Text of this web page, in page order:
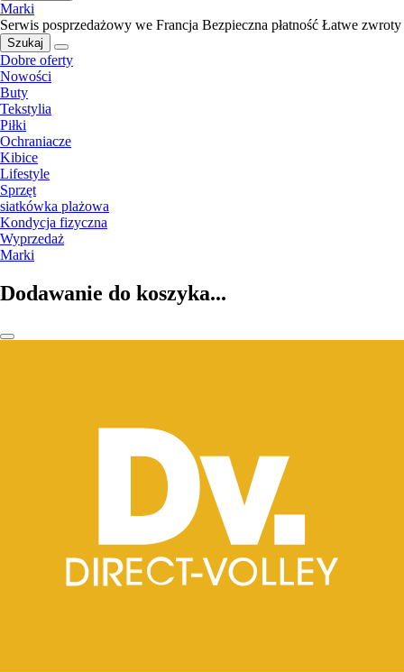
Marki
Serwis posprzedażowy we Francja Bezpieczna płatność Łatwe zwroty
Szukaj
Dobre oferty
Nowości
Buty
Tekstylia
Piłki
Ochraniacze
Kibice
Lifestyle
Sprzęt
siatkówka plażowa
Kondycja fizyczna
Wyprzedaż
Marki
Dodawanie do koszyka...